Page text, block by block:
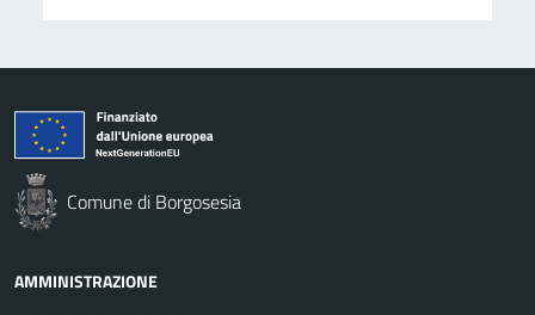
Comune di Borgosesia
AMMINISTRAZIONE